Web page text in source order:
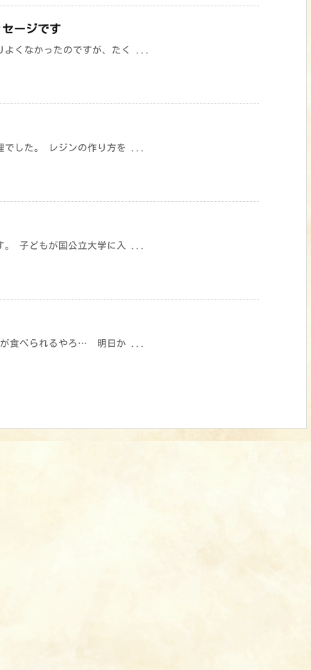
ージです
よくなかったのですが、たく ...
でした。 レジンの作り方を ...
。 子どもが国公立大学に入 ...
が食べられるやろ… 明日か ...